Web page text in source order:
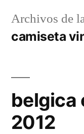
Archivos de
camiseta
belgica
2012